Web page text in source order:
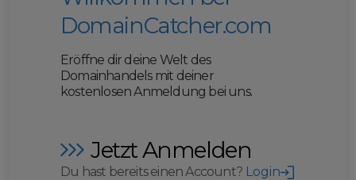
DomainCatcher.com
Eröffne dir deine Welt des
Domainhandels mit deiner
kostenlosen Anmeldung bei uns.
Jetzt Anmelden
Du hast bereits einen Account? Login